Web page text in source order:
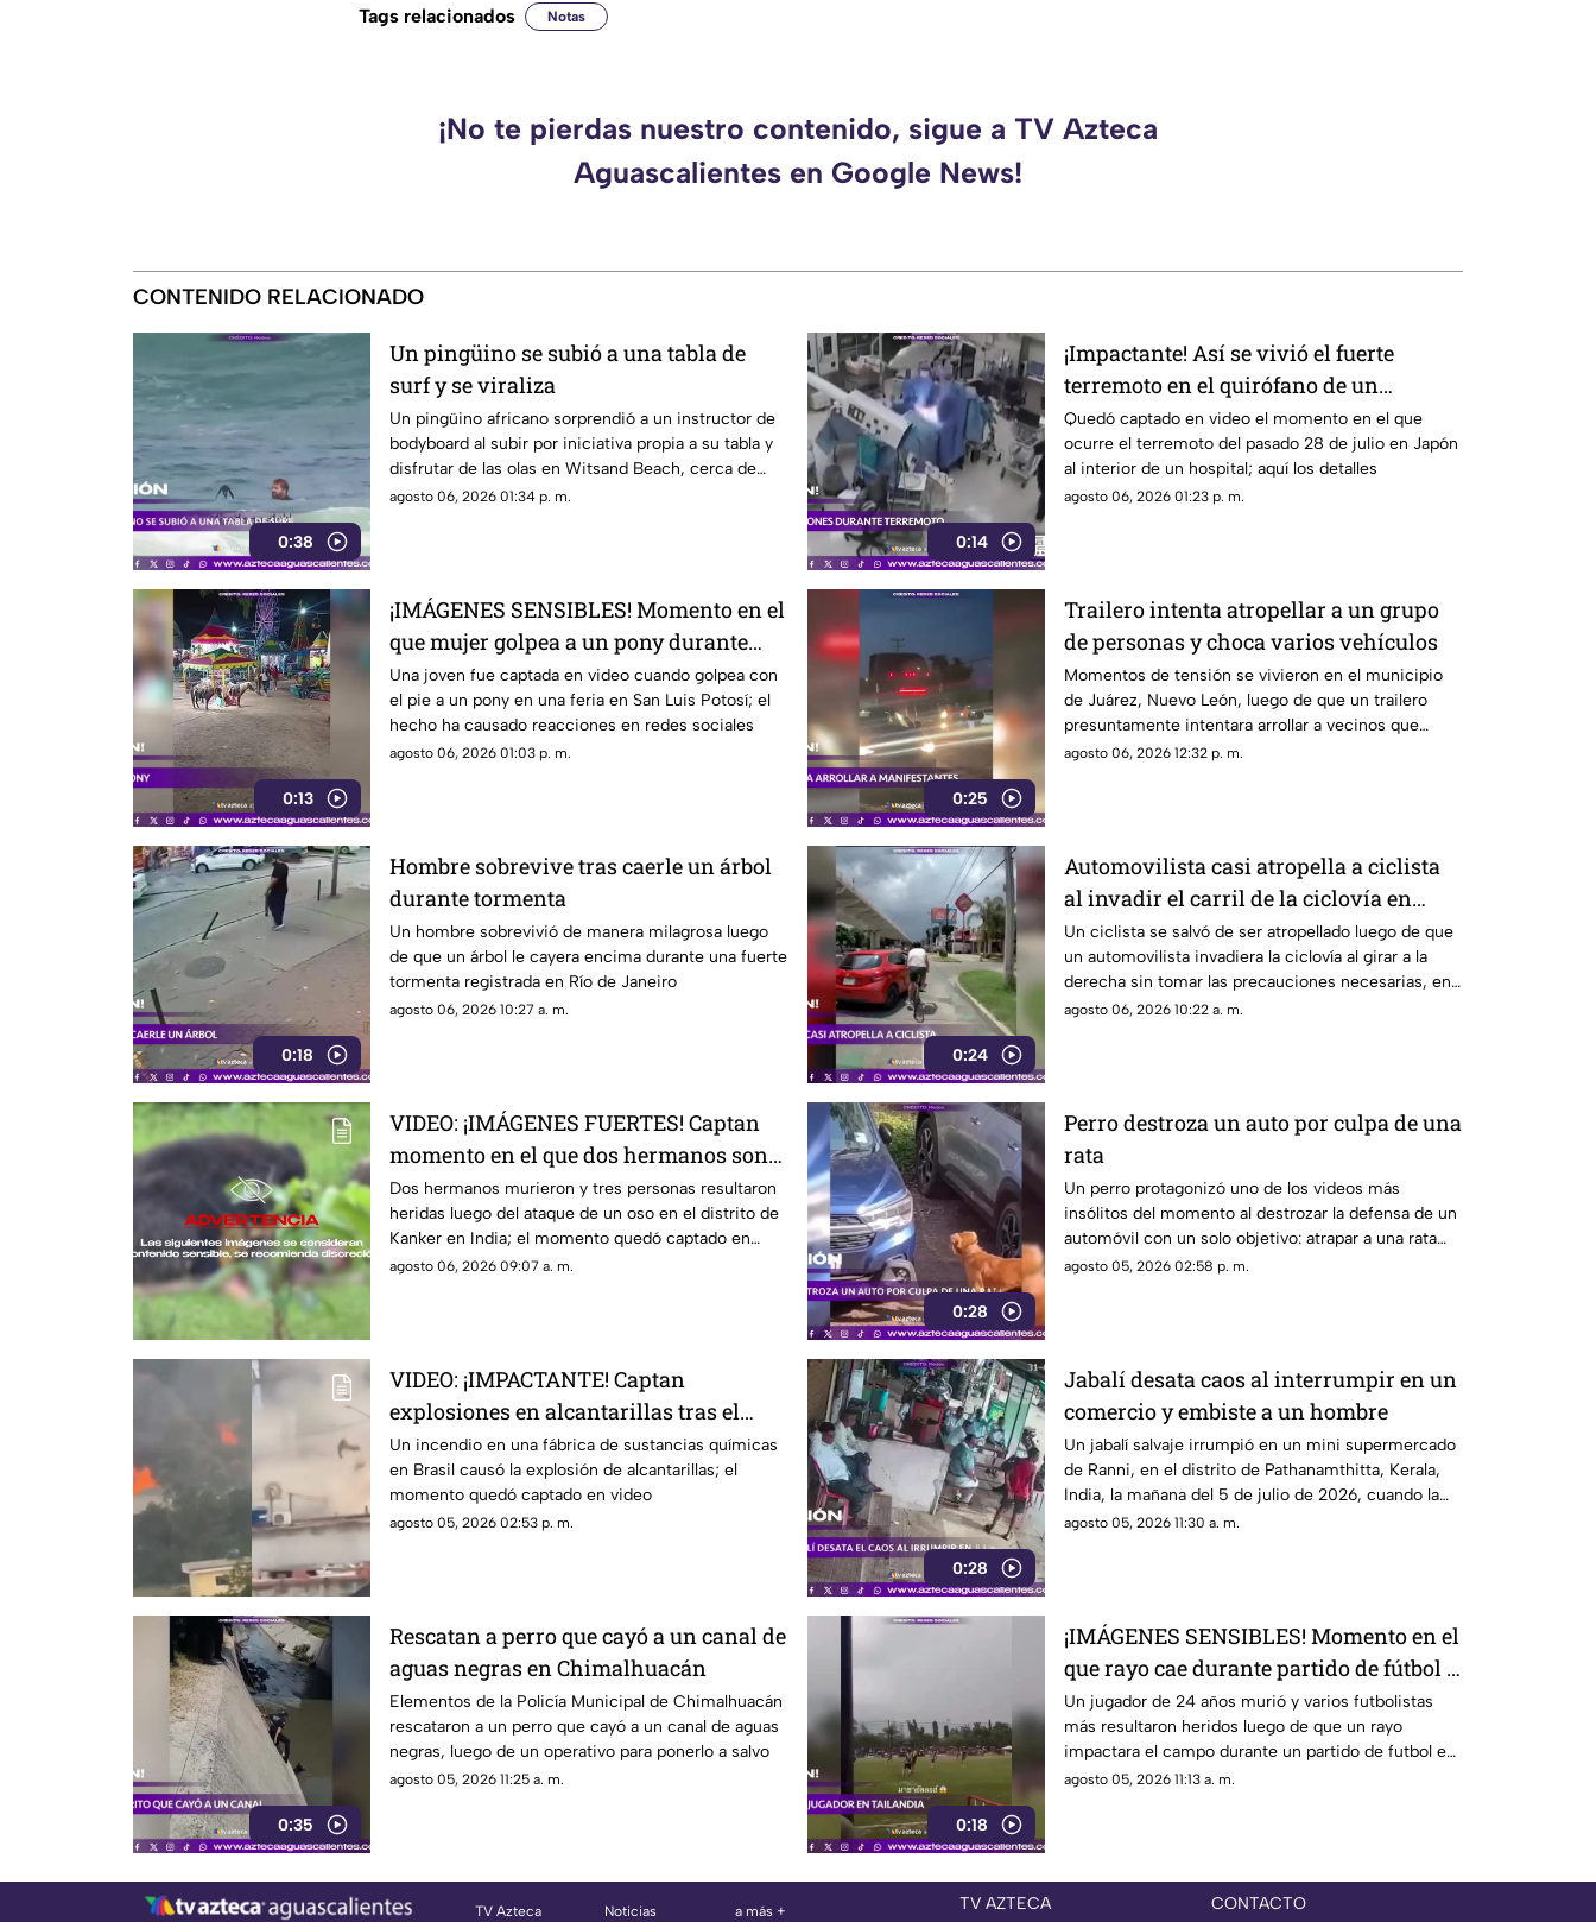
Tags relacionados Notas
¡No te pierdas nuestro contenido, sigue a TV Azteca
Aguascalientes en Google News!
CONTENIDO RELACIONADO
0:38
Un pingüino se subió a una tabla de
surf y se viraliza
Un pingüino africano sorprendió a un instructor de
bodyboard al subir por iniciativa propia a su tabla y
disfrutar de las olas en Witsand Beach, cerca de
Ciudad del Cabo, Sudáfrica
agosto 06, 2026 01:34 p. m.
0:14
¡Impactante! Así se vivió el fuerte
terremoto en el quirófano de un
hospital
Quedó captado en video el momento en el que
ocurre el terremoto del pasado 28 de julio en Japón
al interior de un hospital; aquí los detalles
agosto 06, 2026 01:23 p. m.
0:13
¡IMÁGENES SENSIBLES! Momento en el
que mujer golpea a un pony durante
una feria
Una joven fue captada en video cuando golpea con
el pie a un pony en una feria en San Luis Potosí; el
hecho ha causado reacciones en redes sociales
agosto 06, 2026 01:03 p. m.
0:25
Trailero intenta atropellar a un grupo
de personas y choca varios vehículos
Momentos de tensión se vivieron en el municipio
de Juárez, Nuevo León, luego de que un trailero
presuntamente intentara arrollar a vecinos que
bloqueaban la avenida San Roque, en el cuarto
agosto 06, 2026 12:32 p. m.
0:18
Hombre sobrevive tras caerle un árbol
durante tormenta
Un hombre sobrevivió de manera milagrosa luego
de que un árbol le cayera encima durante una fuerte
tormenta registrada en Río de Janeiro
agosto 06, 2026 10:27 a. m.
0:24
Automovilista casi atropella a ciclista
al invadir el carril de la ciclovía en
Guadalajara
Un ciclista se salvó de ser atropellado luego de que
un automovilista invadiera la ciclovía al girar a la
derecha sin tomar las precauciones necesarias, en
Guadalajara, Jalisco
agosto 06, 2026 10:22 a. m.
VIDEO: ¡IMÁGENES FUERTES! Captan
momento en el que dos hermanos son
devorados por un oso
Dos hermanos murieron y tres personas resultaron
heridas luego del ataque de un oso en el distrito de
Kanker en India; el momento quedó captado en
video
agosto 06, 2026 09:07 a. m.
0:28
Perro destroza un auto por culpa de una
rata
Un perro protagonizó uno de los videos más
insólitos del momento al destrozar la defensa de un
automóvil con un solo objetivo: atrapar a una rata
que se había escondido dentro del vehículo
agosto 05, 2026 02:58 p. m.
VIDEO: ¡IMPACTANTE! Captan
explosiones en alcantarillas tras el
incendio en una fábrica
Un incendio en una fábrica de sustancias químicas
en Brasil causó la explosión de alcantarillas; el
momento quedó captado en video
agosto 05, 2026 02:53 p. m.
0:28
Jabalí desata caos al interrumpir en un
comercio y embiste a un hombre
Un jabalí salvaje irrumpió en un mini supermercado
de Ranni, en el distrito de Pathanamthitta, Kerala,
India, la mañana del 5 de julio de 2026, cuando la
propietaria apenas abría el negocio
agosto 05, 2026 11:30 a. m.
0:35
Rescatan a perro que cayó a un canal de
aguas negras en Chimalhuacán
Elementos de la Policía Municipal de Chimalhuacán
rescataron a un perro que cayó a un canal de aguas
negras, luego de un operativo para ponerlo a salvo
agosto 05, 2026 11:25 a. m.
0:18
¡IMÁGENES SENSIBLES! Momento en el
que rayo cae durante partido de fútbol y
mata a jugador
Un jugador de 24 años murió y varios futbolistas
más resultaron heridos luego de que un rayo
impactara el campo durante un partido de futbol en
la provincia de Narathiwat, Tailandia
agosto 05, 2026 11:13 a. m.
TV Azteca Noticias a más +
TV AZTECA
CONTACTO